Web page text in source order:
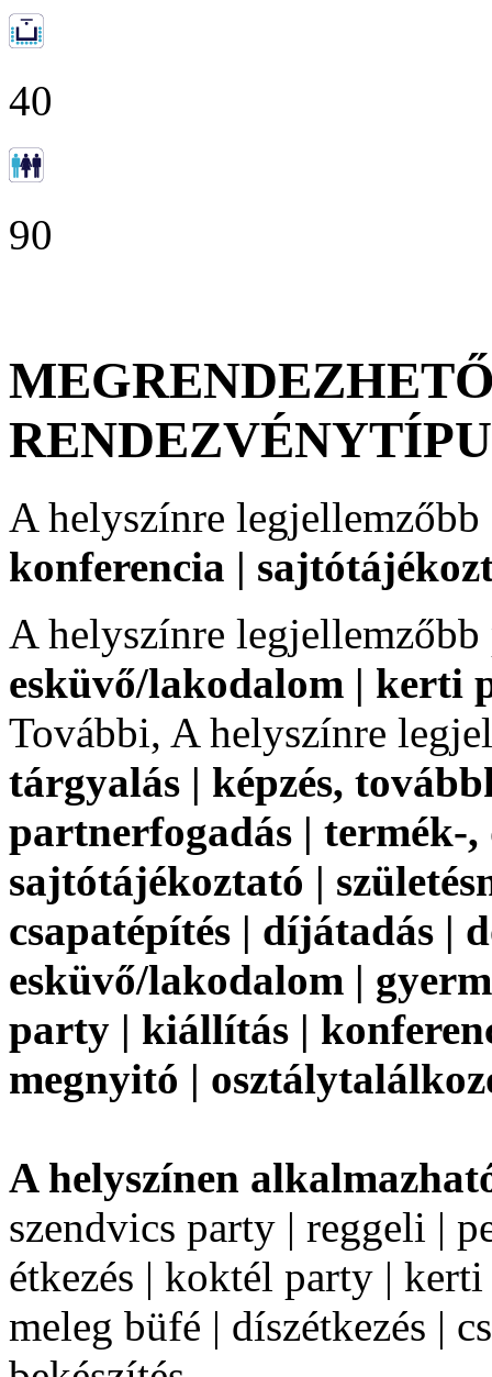
40
90
A helyszínre
konferencia |
A helyszínre
esküvő/lakodalom | kerti
További, A helyszínre
tárgyalás | képzés,
partnerfogadás | termék-
sajtótájékoztató |
csapatépítés | díjátadás |
esküvő/lakodalom |
party | kiállítás |
megnyitó |
A helyszínen
szendvics party | reggeli |
étkezés | koktél party |
meleg büfé | díszétkezés |